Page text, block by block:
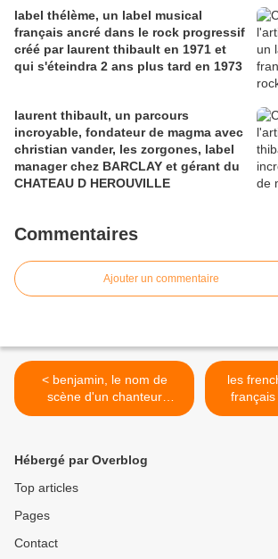
label thélème, un label musical
français ancré dans le rock progressif
créé par laurent thibault en 1971 et
qui s'éteindra 2 ans plus tard en 1973
laurent thibault, un parcours
incroyable, fondateur de magma avec
christian vander, les zorgones, label
manager chez BARCLAY et gérant du
CHATEAU D HEROUVILLE
Commentaires
Ajouter un commentaire
< benjamin, le nom de
scène d'un chanteur
français beatnik des années
Dutronc
les
français
années
Hébergé par Overblog
Top articles
Pages
Contact